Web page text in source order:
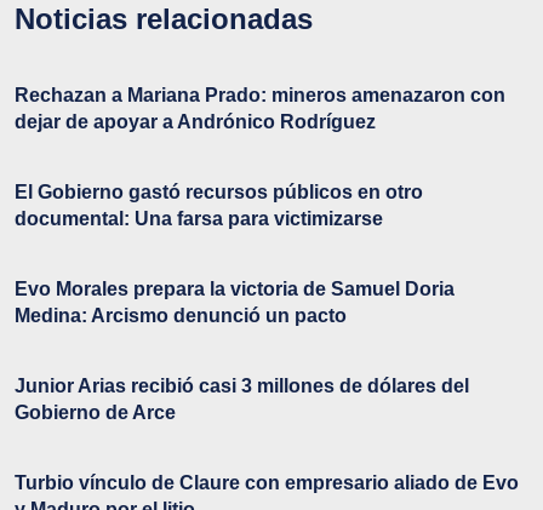
Noticias relacionadas
Rechazan a Mariana Prado: mineros amenazaron con
dejar de apoyar a Andrónico Rodríguez
El Gobierno gastó recursos públicos en otro
documental: Una farsa para victimizarse
Evo Morales prepara la victoria de Samuel Doria
Medina: Arcismo denunció un pacto
Junior Arias recibió casi 3 millones de dólares del
Gobierno de Arce
Turbio vínculo de Claure con empresario aliado de Evo